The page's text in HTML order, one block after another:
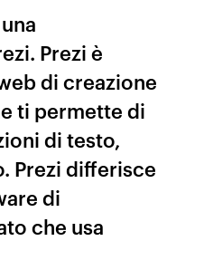
Prezi è
di creazione
ti permette di
di testo,
Prezi differisce
di
che usa